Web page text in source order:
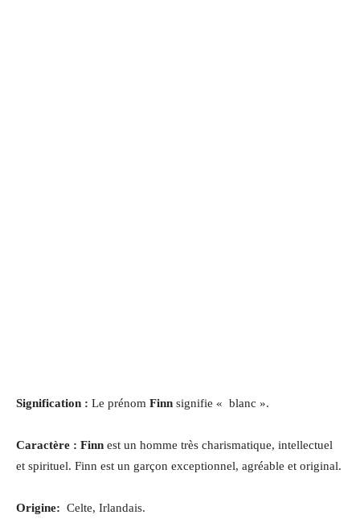
Signification : Le prénom Finn signifie « blanc ».
Caractère : Finn est un homme très charismatique, intellectuel
et spirituel. Finn est un garçon exceptionnel, agréable et original.
Origine: Celte, Irlandais.